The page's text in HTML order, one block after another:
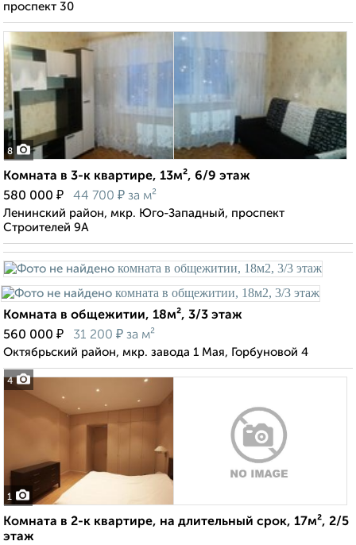
проспект 30
8
Комната в 3-к квартире, 13м², 6/9 этаж
580 000 ₽ 44 700 ₽ за м²
Ленинский район, мкр. Юго-Западный, проспект
Строителей 9А
4
Комната в общежитии, 18м², 3/3 этаж
560 000 ₽ 31 200 ₽ за м²
Октябрьский район, мкр. завода 1 Мая, Горбуновой 4
1
Комната в 2-к квартире, на длительный срок, 17м², 2/5
этаж